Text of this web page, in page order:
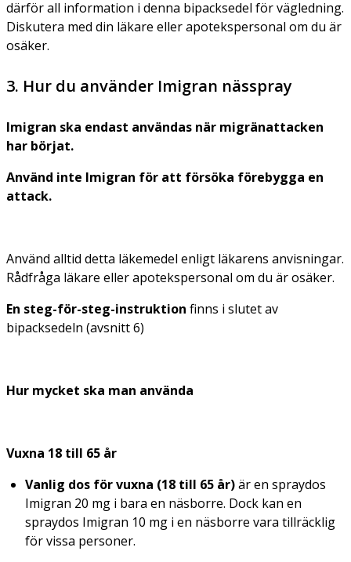
därför all information i denna bipacksedel för vägledning.
Diskutera med din läkare eller apotekspersonal om du är
osäker.
3. Hur du använder Imigran nässpray
Imigran ska endast användas när migränattacken
har börjat.
Använd inte Imigran för att försöka förebygga en
attack.
Använd alltid detta läkemedel enligt läkarens anvisningar.
Rådfråga läkare eller apotekspersonal om du är osäker.
En steg-för-steg-instruktion finns i slutet av
bipacksedeln (avsnitt 6)
Hur mycket ska man använda
Vuxna 18 till 65 år
Vanlig dos för vuxna (18 till 65 år)är en spraydos
Imigran 20 mg i bara en näsborre. Dock kan en
spraydos Imigran 10 mg i en näsborre vara tillräcklig
för vissa personer.